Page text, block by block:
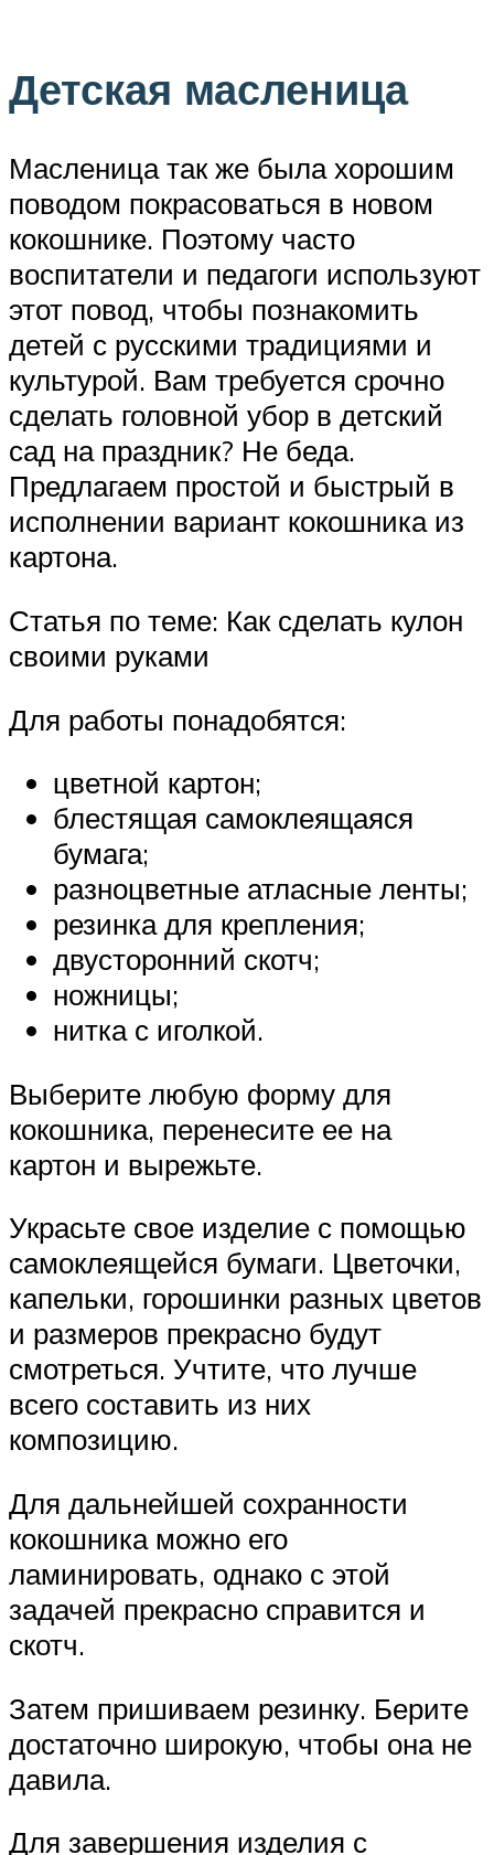
Детская масленица
Масленица так же была хорошим
поводом покрасоваться в новом
кокошнике. Поэтому часто
воспитатели и педагоги используют
этот повод, чтобы познакомить
детей с русскими традициями и
культурой. Вам требуется срочно
сделать головной убор в детский
сад на праздник? Не беда.
Предлагаем простой и быстрый в
исполнении вариант кокошника из
картона.
Статья по теме: Как сделать кулон
своими руками
Для работы понадобятся:
цветной картон;
блестящая самоклеящаяся
бумага;
разноцветные атласные ленты;
резинка для крепления;
двусторонний скотч;
ножницы;
нитка с иголкой.
Выберите любую форму для
кокошника, перенесите ее на
картон и вырежьте.
Украсьте свое изделие с помощью
самоклеящейся бумаги. Цветочки,
капельки, горошинки разных цветов
и размеров прекрасно будут
смотреться. Учтите, что лучше
всего составить из них
композицию.
Для дальнейшей сохранности
кокошника можно его
ламинировать, однако с этой
задачей прекрасно справится и
скотч.
Затем пришиваем резинку. Берите
достаточно широкую, чтобы она не
давила.
Для завершения изделия с